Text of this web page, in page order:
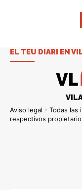
EL TEU DIARI EN
Aviso legal - Todas las
respectivos